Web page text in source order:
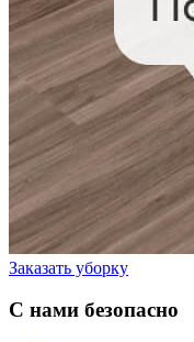
Заказать уборку
С нами безопасно